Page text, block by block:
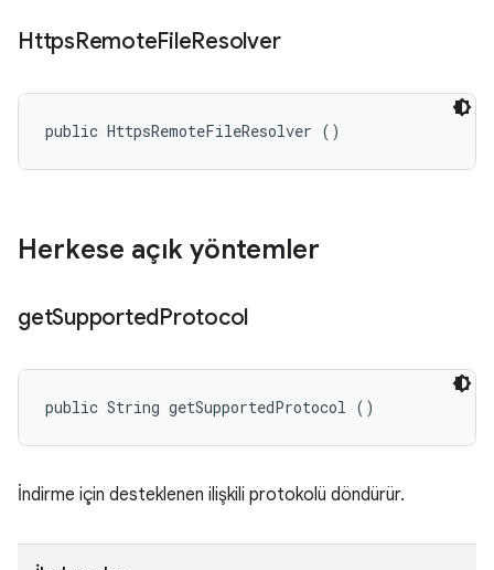
HttpsRemoteFileResolver
public HttpsRemoteFileResolver ()
Herkese açık yöntemler
getSupportedProtocol
public String getSupportedProtocol ()
İndirme için desteklenen ilişkili protokolü döndürür.